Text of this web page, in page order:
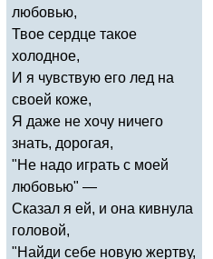
любовью,
Твое сердце такое
холодное,
И я чувствую его лед на
своей коже,
Я даже не хочу ничего
знать, дорогая,
"Не надо играть с моей
любовью" —
Сказал я ей, и она кивнула
головой,
"Найди себе новую жертву,